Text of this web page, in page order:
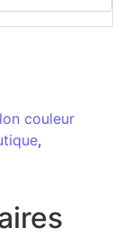
couleur
,